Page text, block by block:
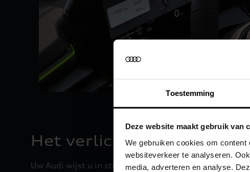
Toestemming
Deze website maakt gebruik van
We gebruiken cookies om
websiteverkeer te analyseren.
media, adverteren en analyse.
Het verlichten van de
Uw Audi wijst u in stijl de weg – dag en nacht. En